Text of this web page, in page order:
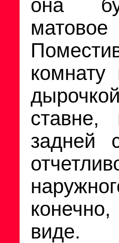
она
комнату
задней
виде.